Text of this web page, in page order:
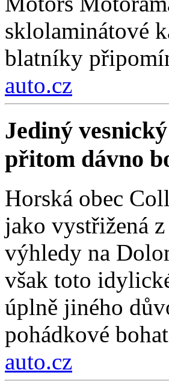
sklolaminátové
blatníky
auto.cz
Jediný
přitom dávno
Horská obec
jako vystřižená
výhledy na
však toto
úplně jiného
pohádkové
auto.cz